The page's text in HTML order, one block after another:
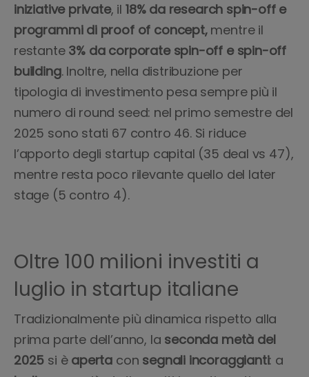
iniziative private, il 18% da research spin-off e
programmi di proof of concept,mentre il
restante 3% da corporate spin-off e spin-off
building. Inoltre, nella distribuzione per
tipologia di investimento pesa sempre più il
numero di round seed: nel primo semestre del
2025 sono stati 67 contro 46. Si riduce
l’apporto degli startup capital (35 deal vs 47),
mentre resta poco rilevante quello del later
stage (5 contro 4).
Oltre 100 milioni investiti a
luglio in startup italiane
Tradizionalmente più dinamica rispetto alla
prima parte dell’anno, la seconda metà del
2025 si è aperta con segnali incoraggianti: a